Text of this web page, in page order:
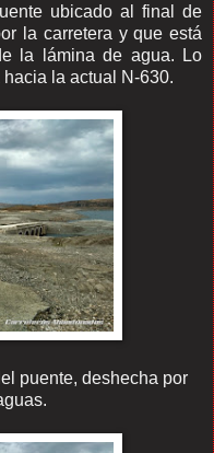
ubicado al final de
la carretera y que está
la lámina de agua. Lo
la actual N-630.
puente, deshecha por